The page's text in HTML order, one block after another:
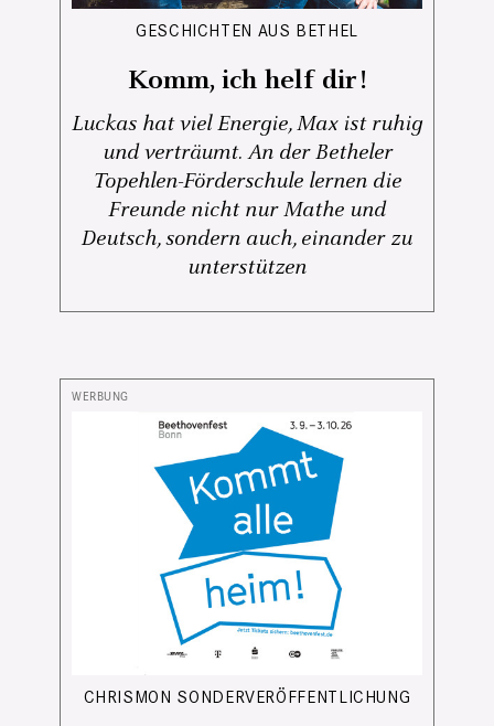
GESCHICHTEN AUS BETHEL
Komm, ich helf dir!
Luckas hat viel Energie, Max ist ruhig
und verträumt. An der Betheler
Topehlen-Förderschule lernen die
Freunde nicht nur Mathe und
Deutsch, sondern auch, einander zu
unterstützen
CHRISMON SONDERVERÖFFENTLICHUNG